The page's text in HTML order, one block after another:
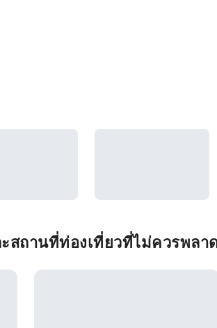
สถานที่ท่องเที่ยวที่ไม่ควรพลา